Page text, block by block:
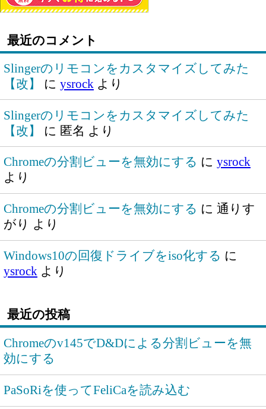
最近のコメント
Slingerのリモコンをカスタマイズしてみた
【改】
に ysrock より
Slingerのリモコンをカスタマイズしてみた
【改】
に 匿名 より
Chromeの分割ビューを無効にする に ysrock
より
Chromeの分割ビューを無効にする に 通りす
がり より
Windows10の回復ドライブをiso化する に
ysrockより
最近の投稿
Chromeのv145でD&Dによる分割ビューを無
効にする
PaSoRiを使ってFeliCaを読み込む